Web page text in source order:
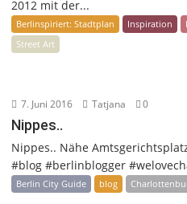
2012 mit der...
Berlinspiriert: Stadtplan Inspiration
Street Art
7. Juni 2016 Tatjana 0
Nippes..
Nippes.. Nähe
#blog #berlinblogger
Berlin City Guide blog